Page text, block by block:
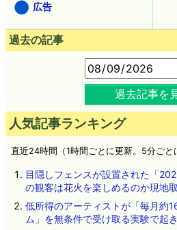
広告
過去の記事
過去記事を
人気記事ランキング
直近24時間（1時間ごとに更新。5分ごと
目隠しフェンスが設置された「
の観客は花火を楽しめるのか現地
低所得のアーティストが「毎月約
ム」を無条件で受け取る実験で起